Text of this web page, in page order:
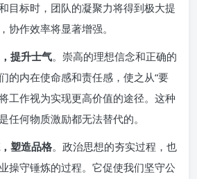
目标时，团队的凝聚力将得到极大提
协作效率将显著增强。
提升士气。崇高的理想信念和正确的
的内在使命感和责任感，使之从“要
工作视为实现更高价值的途径。这种
任何物质激励都无法替代的。
塑造品格。政治思想的夯实过程，也
操守锤炼的过程。它促使我们坚守公